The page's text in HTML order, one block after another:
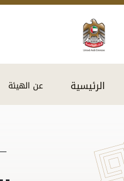
الرئيسية عن الهيئة